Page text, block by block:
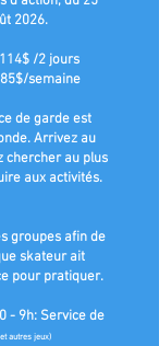
2026.
/2 jours
semaine
de garde est
Arrivez au
chercher au plus
aux activités.
groupes afin de
skateur ait
pour pratiquer.
de
autres jeux)